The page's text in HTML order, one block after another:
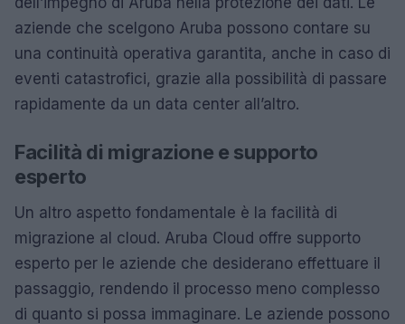
aziende che scelgono Aruba possono contare su
una continuità operativa garantita, anche in caso di
eventi catastrofici, grazie alla possibilità di passare
rapidamente da un data center all’altro.
Facilità di migrazione e supporto
esperto
Un altro aspetto fondamentale è la facilità di
migrazione al cloud. Aruba Cloud offre supporto
esperto per le aziende che desiderano effettuare il
passaggio, rendendo il processo meno complesso
di quanto si possa immaginare. Le aziende possono